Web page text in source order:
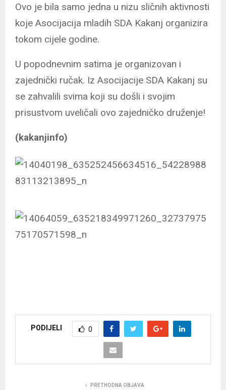
Ovo je bila samo jedna u nizu sličnih aktivnosti
koje Asocijacija mladih SDA Kakanj organizira
tokom cijele godine.
U popodnevnim satima je organizovan i
zajednički ručak. Iz Asocijacije SDA Kakanj su
se zahvalili svima koji su došli i svojim
prisustvom uveličali ovo zajedničko druženje!
(kakanjinfo)
PODIJELI 0
PRETHODNA OBJAVA